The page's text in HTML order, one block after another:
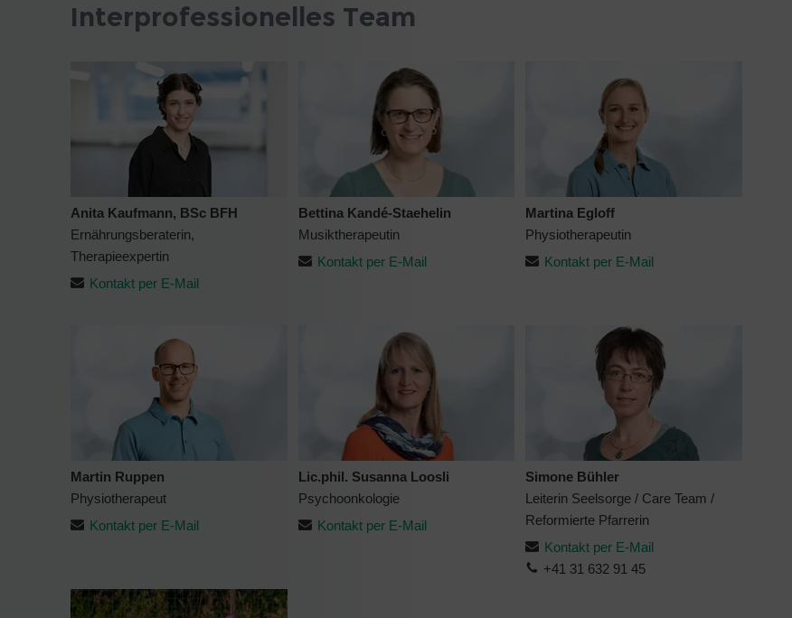
Interprofessionelles Team
Anita Kaufmann, BSc BFH
Ernährungsberaterin,
Therapieexpertin
Kontakt per E-Mail
Bettina Kandé-Staehelin
Musiktherapeutin
Kontakt per E-Mail
Martina Egloff
Physiotherapeutin
Kontakt per E-Mail
Martin Ruppen
Physiotherapeut
Kontakt per E-Mail
Lic.phil. Susanna Loosli
Psychoonkologie
Kontakt per E-Mail
Simone Bühler
Leiterin Seelsorge / Care Team /
Reformierte Pfarrerin
Kontakt per E-Mail
+41 31 632 91 45